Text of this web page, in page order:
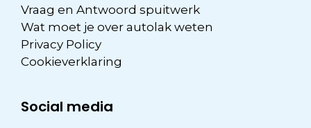
Vraag en Antwoord spuitwerk
Wat moet je over autolak weten
Privacy Policy
Cookieverklaring
Social media